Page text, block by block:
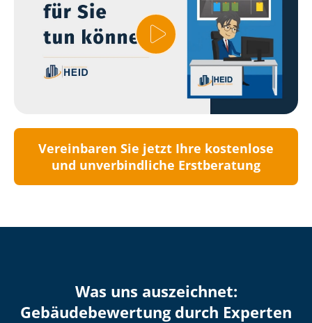
Vereinbaren Sie jetzt Ihre kostenlose
und unverbindliche Erstberatung
Was uns auszeichnet:
Ge­bäu­de­be­wer­tung durch Experten